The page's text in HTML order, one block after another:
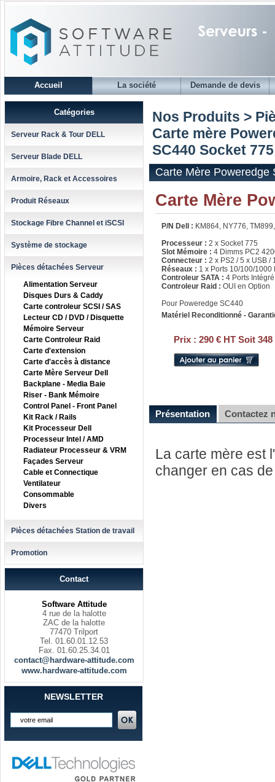
Accueil La société Demande de devis
Catégories
Serveur Rack & Tour DELL
Serveur Blade DELL
Armoire, Rack et Accessoires
Produit Réseaux
Stockage Fibre Channel et iSCSI
Système de stockage
Pièces détachées Serveur
Alimentation Serveur
Disques Durs & Caddy
Carte controleur SCSI / SAS
Lecteur CD / DVD / Disquette
Mémoire Serveur
Carte Controleur Raid
Carte d'extension
Carte d'accès à distance
Carte Mère Serveur Dell
Backplane - Media Baie
Riser - Bank Mémoire
Control Panel - Front Panel
Kit Rack / Rails
Kit Processeur Dell
Processeur Intel / AMD
Radiateur Processeur & VRM
Façades Serveur
Cable et Connectique
Ventilateur
Consommable
Divers
Pièces détachées Station de travail
Promotion
Contact
Software Attitude
4 rue de la halotte
ZAC de la halotte
77470 Trilport
Tel. 01.60.01.12.53
Fax. 01.60.25.34.01
contact@hardware-attitude.com
www.hardware-attitude.com
NEWSLETTER
Nos Produits >
Carte mère
SC440 Socket
Carte Mère Poweredge
Carte Mère
P/N Dell : KM864, NY776,
Processeur : 2 x Socket 775
Slot Mémoire : 4 Dimms PC2
Connecteur : 2 x PS2 / 5 x USB /
Réseaux : 1 x Ports 10/100/1000
Controleur SATA : 4 Ports Intégré
Controleur Raid : OUI en Option
Pour Poweredge SC440
Matériel Reconditionné -
Prix : 290 € HT Soit 348
Présentation Contactez
La carte mère est
changer en cas